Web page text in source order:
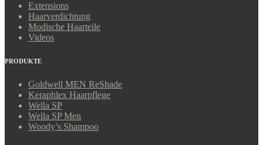
Extensions
Haarverdichtung
Modische Haarteile
Videos
PRODUKTE
Goldwell MEN ReShade
Keraphlex Haarpflege
Wella SP
Wella SP Men
Woody’s Shampoo